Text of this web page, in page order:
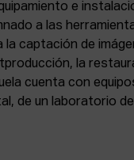
e
a las
la captación de
la
cuenta con
de un laboratorio
de un estudio
de puestos de
de digitalización de